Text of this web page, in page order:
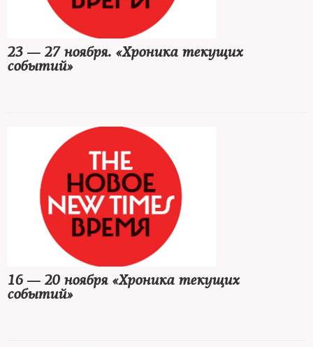
23 — 27 ноября. «Хроника текущих
событий»
16 — 20 ноября «Хроника текущих
событий»